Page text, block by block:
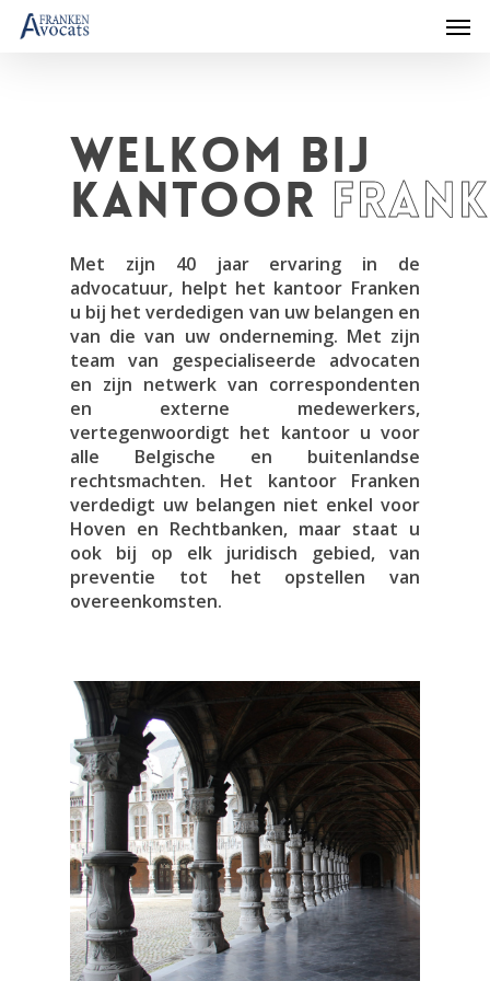
WELKOM bij
kantoor
Met zijn 40 jaar ervaring in de
advocatuur, helpt het kantoor Franken
u bij het verdedigen van uw belangen en
van die van uw onderneming. Met zijn
team van gespecialiseerde advocaten
en zijn netwerk van correspondenten
en externe medewerkers,
vertegenwoordigt het kantoor u voor
alle Belgische en buitenlandse
rechtsmachten. Het kantoor Franken
verdedigt uw belangen niet enkel voor
Hoven en Rechtbanken, maar staat u
ook bij op elk juridisch gebied, van
preventie tot het opstellen van
overeenkomsten.